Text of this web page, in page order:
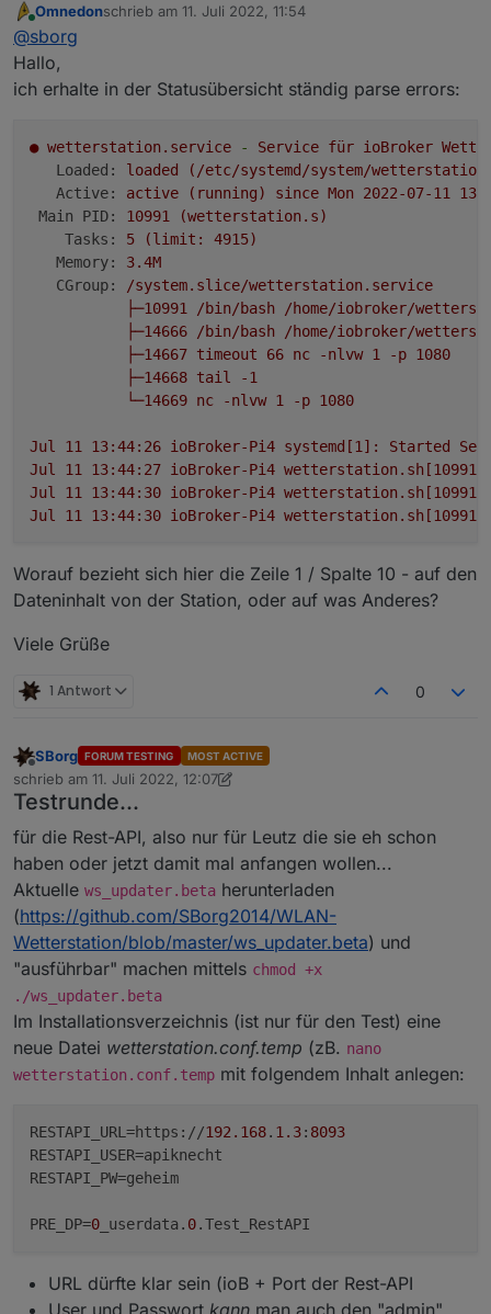
Online
Omnedonschrieb am 11. Juli 2022, 11:54
zuletzt editiert von
@sborg
Hallo,
ich erhalte in der Statusübersicht ständig parse errors:
● wetterstation.service - Service für ioBroker
Loaded:
loaded
(/etc/systemd/system/
Active:
active (running) since Mon
2022-07-11
Main PID:
10991
(wetterstation.s)
Tasks:
5 (limit: 4915)
Memory:
3.4M
CGroup:
/system.slice/wetterstation.service
├─10991
/bin/bash
/home/iobroker/
├─14666
/bin/bash
/home/iobroker/
├─14667 timeout 66 nc -nlvw 1 -p 1080
├─14668 tail
-1
└─14669 nc -nlvw 1 -p 1080
Jul 11 13:44:26 ioBroker-Pi4 systemd[1]: Started
Jul
11 13:44:27 ioBroker-Pi4
Jul
11 13:44:30 ioBroker-Pi4
Jul
11 13:44:30 ioBroker-Pi4
Worauf bezieht sich hier die Zeile 1 / Spalte 10 - auf den
Dateninhalt von der Station, oder auf was Anderes?
Viele Grüße
1 Antwort 0
Offline
SBorg FORUM TESTING MOST ACTIVE
schrieb am 11. Juli 2022, 12:07
zuletzt editiert von SBorg7. Nov. 2022, 19:40
Testrunde...
für die Rest-API, also nur für Leutz die sie eh schon
haben oder jetzt damit mal anfangen wollen...
Aktuelle ws_updater.beta herunterladen
(https://github.com/SBorg2014/WLAN-
Wetterstation/blob/master/ws_updater.beta) und
"ausführbar" machen mittels chmod +x
./ws_updater.beta
Im Installationsverzeichnis (ist nur für den Test) eine
neue Datei wetterstation.conf.temp (zB. nano
wetterstation.conf.temp mit folgendem Inhalt anlegen:
RESTAPI_URL =https://192.168. 1.3: 8093
RESTAPI_USER
RESTAPI_PW=geheim
PRE_DP=0 _userdata. 0
URL dürfte klar sein (ioB + Port der Rest-API